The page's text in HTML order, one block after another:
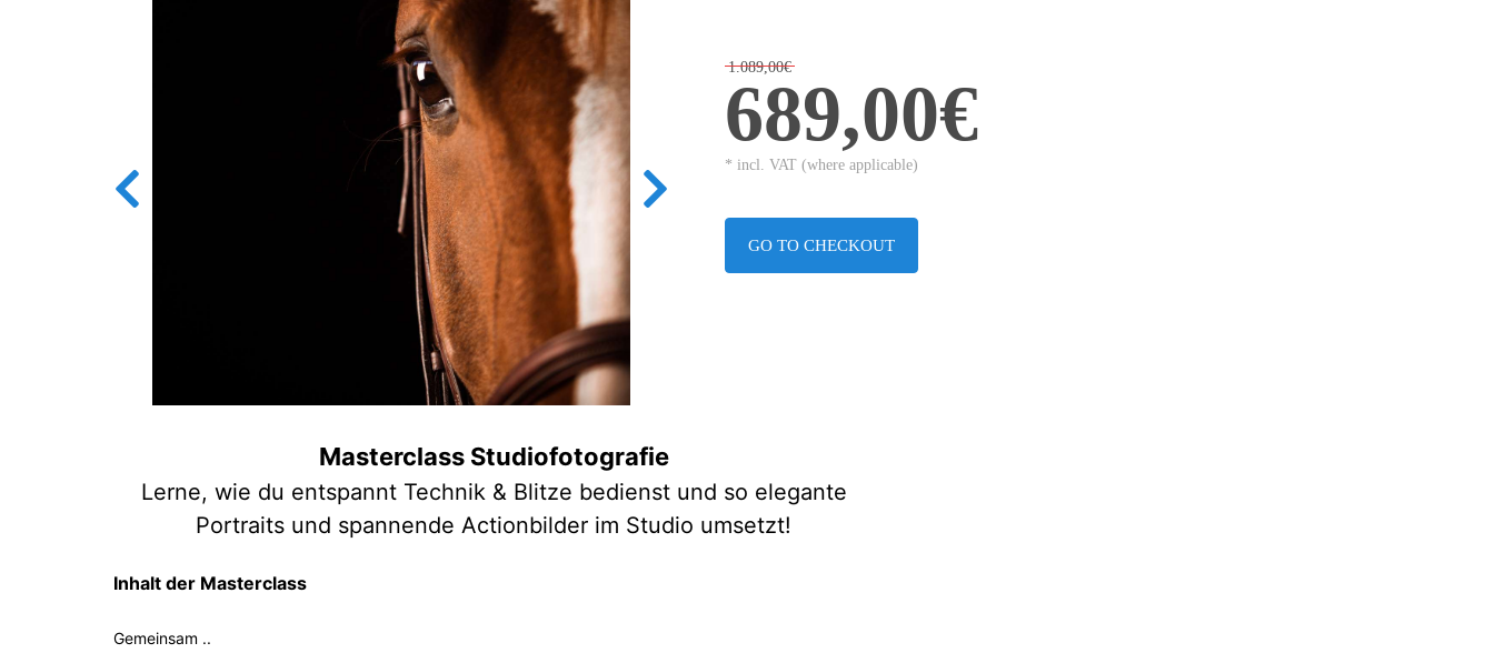
1.089,00€
689,00€
* incl. VAT (where applicable)
GO TO CHECKOUT
Masterclass Studiofotografie
Lerne, wie du entspannt Technik & Blitze bedienst und so elegante
Portraits und spannende Actionbilder im Studio umsetzt!
Inhalt der Masterclass
Gemeinsam ..